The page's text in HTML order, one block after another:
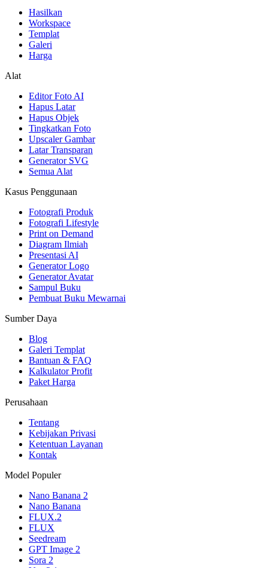
Hasilkan
Workspace
Templat
Galeri
Harga
Alat
Editor Foto AI
Hapus Latar
Hapus Objek
Tingkatkan Foto
Upscaler Gambar
Latar Transparan
Generator SVG
Semua Alat
Kasus Penggunaan
Fotografi Produk
Fotografi Lifestyle
Print on Demand
Diagram Ilmiah
Presentasi AI
Generator Logo
Generator Avatar
Sampul Buku
Pembuat Buku Mewarnai
Sumber Daya
Blog
Galeri Templat
Bantuan & FAQ
Kalkulator Profit
Paket Harga
Perusahaan
Tentang
Kebijakan Privasi
Ketentuan Layanan
Kontak
Model Populer
Nano Banana 2
Nano Banana
FLUX.2
FLUX
Seedream
GPT Image 2
Sora 2